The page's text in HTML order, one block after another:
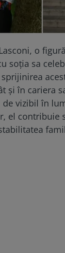
o
soția sa
și în cariera
de vizibil în
el contribuie